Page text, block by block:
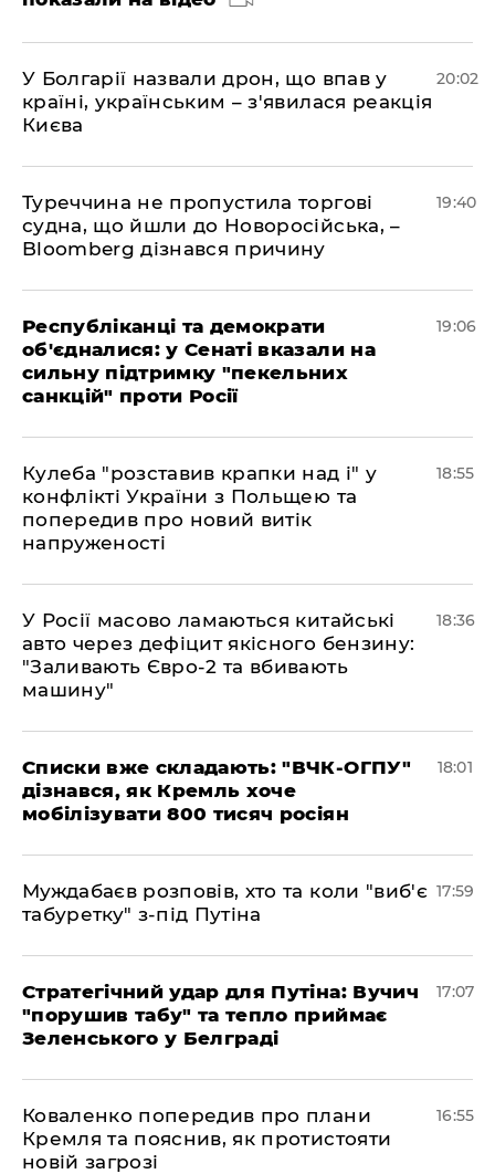
У Болгарії назвали дрон, що впав у
країні, українським – з'явилася реакція
Києва
20:02
Туреччина не пропустила торгові
судна, що йшли до Новоросійська, –
Bloomberg дізнався причину
19:40
Республіканці та демократи
об'єдналися: у Сенаті вказали на
сильну підтримку "пекельних
санкцій" проти Росії
19:06
Кулеба "розставив крапки над і" у
конфлікті України з Польщею та
попередив про новий витік
напруженості
18:55
У Росії масово ламаються китайські
авто через дефіцит якісного бензину:
"Заливають Євро-2 та вбивають
машину"
18:36
Списки вже складають: "ВЧК-ОГПУ"
дізнався, як Кремль хоче
мобілізувати 800 тисяч росіян
18:01
Муждабаєв розповів, хто та коли "виб'є
табуретку" з-під Путіна
17:59
Стратегічний удар для Путіна: Вучич
"порушив табу" та тепло приймає
Зеленського у Белграді
17:07
Коваленко попередив про плани
Кремля та пояснив, як протистояти
новій загрозі
16:55